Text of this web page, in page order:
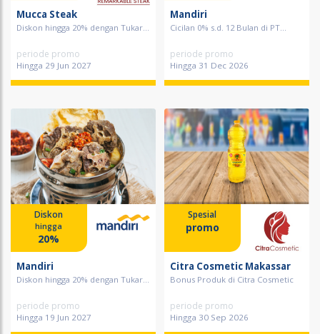
Mucca Steak
Diskon hingga 20% dengan Tukar...
periode promo
Hingga 29 Jun 2027
Mandiri
Cicilan 0% s.d. 12 Bulan di PT...
periode promo
Hingga 31 Dec 2026
Diskon
hingga
20%
Mandiri
Diskon hingga 20% dengan Tukar...
periode promo
Hingga 19 Jun 2027
Spesial
promo
Citra Cosmetic Makassar
Bonus Produk di Citra Cosmetic
periode promo
Hingga 30 Sep 2026